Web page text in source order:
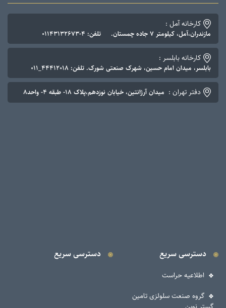
آمل :
۷ جاده چمستان. تلفن: ۴-۰۱۱۴۳۱۳۲۶۷۳
بابلسر :
میدان امام حسین، شهرک صنعتی شورک. تلفن: ۴۴۴۱۲۰۱۸_۰۱۱
تهران : میدان آرژانتین، خیابان نوزدهم،پلاک ۱۸- طبقه ۴- واحد۸
سریع
حراست
صنعت سلولزی تامین
دسترسی سریع